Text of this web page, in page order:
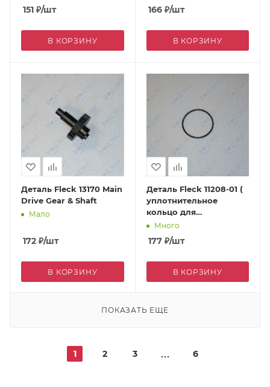
151 ₽/шт
В КОРЗИНУ
166₽/шт
В КОРЗИНУ
Деталь Fleck 13170 Main
Drive Gear & Shaft
Мало
172 ₽/шт
В КОРЗИНУ
Деталь Fleck 11208-01 (
уплотнительное
кольцо для
2750/2900/2910 )
Много
177₽/шт
В КОРЗИНУ
ПОКАЗАТЬ ЕЩЕ
1 2 3 6